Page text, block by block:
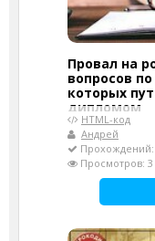
Провал на
вопросов
которых
дипломом
HTML-код
Андрей
Прохождений:
Просмотров: